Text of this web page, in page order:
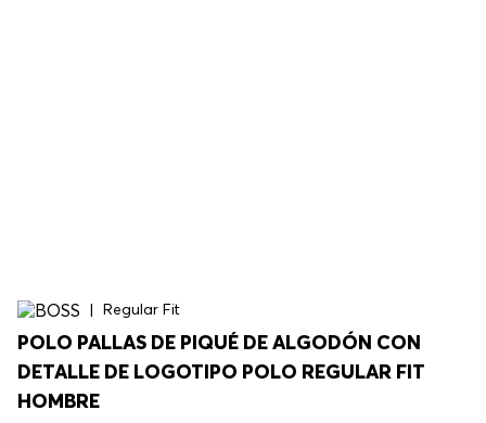
Regular Fit
POLO PALLAS DE PIQUÉ DE ALGODÓN CON
DETALLE DE LOGOTIPO POLO REGULAR FIT
HOMBRE